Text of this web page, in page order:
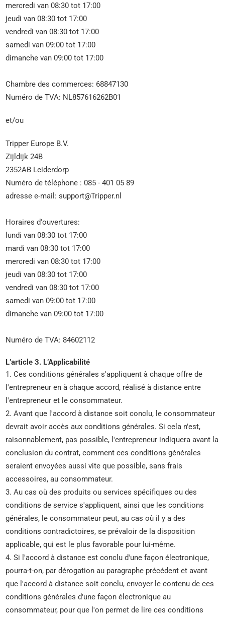
mercredi van 08:30 tot 17:00
jeudi van 08:30 tot 17:00
vendredi van 08:30 tot 17:00
samedi van 09:00 tot 17:00
dimanche van 09:00 tot 17:00
Chambre des commerces: 68847130
Numéro de TVA: NL857616262B01
et/ou
Tripper Europe B.V.
Zijldijk 24B
2352AB Leiderdorp
Numéro de téléphone : 085 - 401 05 89
adresse e-mail: support@Tripper.nl
Horaires d'ouvertures:
lundi van 08:30 tot 17:00
mardi van 08:30 tot 17:00
mercredi van 08:30 tot 17:00
jeudi van 08:30 tot 17:00
vendredi van 08:30 tot 17:00
samedi van 09:00 tot 17:00
dimanche van 09:00 tot 17:00
Numéro de TVA: 84602112
L’article 3. L’Applicabilité
1. Ces conditions générales s'appliquent à chaque offre de
l'entrepreneur en à chaque accord, réalisé à distance entre
l'entrepreneur et le consommateur.
2. Avant que l'accord à distance soit conclu, le consommateur
devrait avoir accès aux conditions générales. Si cela n'est,
raisonnablement, pas possible, l'entrepreneur indiquera avant la
conclusion du contrat, comment ces conditions générales
seraient envoyées aussi vite que possible, sans frais
accessoires, au consommateur.
3. Au cas où des produits ou services spécifiques ou des
conditions de service s'appliquent, ainsi que les conditions
générales, le consommateur peut, au cas où il y a des
conditions contradictoires, se prévaloir de la disposition
applicable, qui est le plus favorable pour lui-même.
4. Si l'accord à distance est conclu d'une façon électronique,
pourra-t-on, par dérogation au paragraphe précédent et avant
que l'accord à distance soit conclu, envoyer le contenu de ces
conditions générales d'une façon électronique au
consommateur, pour que l'on permet de lire ces conditions